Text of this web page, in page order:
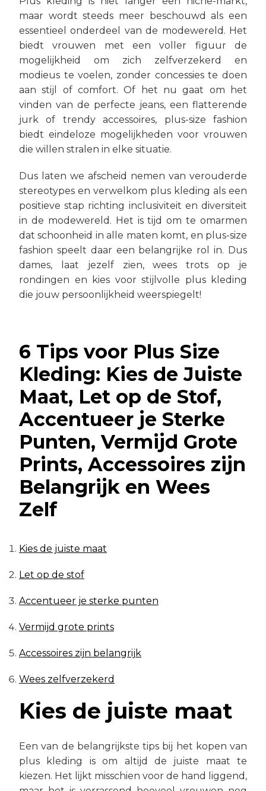
maar wordt steeds meer beschouwd als een
essentieel onderdeel van de modewereld. Het
biedt vrouwen met een voller figuur de
mogelijkheid om zich zelfverzekerd en
modieus te voelen, zonder concessies te doen
aan stijl of comfort. Of het nu gaat om het
vinden van de perfecte jeans, een flatterende
jurk of trendy accessoires, plus-size fashion
biedt eindeloze mogelijkheden voor vrouwen
die willen stralen in elke situatie.
Dus laten we afscheid nemen van verouderde
stereotypes en verwelkom plus kleding als een
positieve stap richting inclusiviteit en diversiteit
in de modewereld. Het is tijd om te omarmen
dat schoonheid in alle maten komt, en plus-size
fashion speelt daar een belangrijke rol in. Dus
dames, laat jezelf zien, wees trots op je
rondingen en kies voor stijlvolle plus kleding
die jouw persoonlijkheid weerspiegelt!
6 Tips voor Plus Size
Kleding: Kies de Juiste
Maat, Let op de Stof,
Accentueer je Sterke
Punten, Vermijd Grote
Prints, Accessoires zijn
Belangrijk en Wees
Zelf
Kies de juiste maat
Let op de stof
Accentueer je sterke punten
Vermijd grote prints
Accessoires zijn belangrijk
Wees zelfverzekerd
Kies de juiste maat
Een van de belangrijkste tips bij het kopen van
plus kleding is om altijd de juiste maat te
kiezen. Het lijkt misschien voor de hand liggend,